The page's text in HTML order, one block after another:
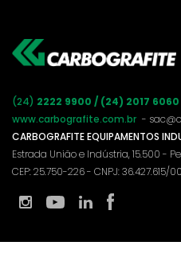
(24) 2222 9900 / (24) 2017 6060
www.carbografite.com.br -
CARBOGRAFITE EQUIPAMENTOS
Estrada União e Indústria, 15.500 -
CEP: 25.750-226 - CNPJ: 36.427.615/